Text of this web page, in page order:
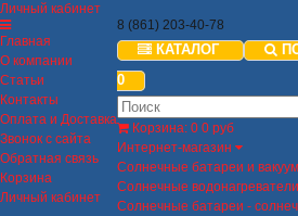
Личный кабинет
Главная
О компании
Статьи
Контакты
Оплата и Доставка
Звонок с сайта
Обратная связь
Корзина
Личный кабинет
8 (861) 203-40-78
КАТАЛОГ
0
Корзина: 0 0 руб
Интернет-магазин
Солнечные батареи и
Солнечные
Солнечные батареи -